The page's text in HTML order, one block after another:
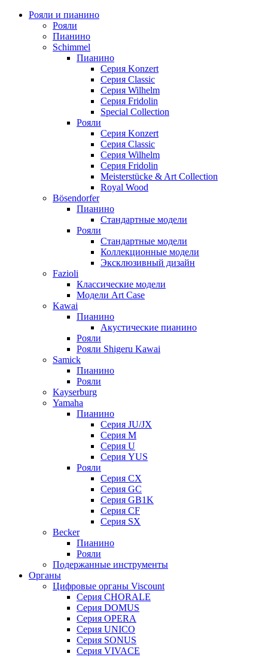
Рояли и пианино
Рояли
Пианино
Schimmel
Пианино
Серия Konzert
Серия Classic
Серия Wilhelm
Серия Fridolin
Special Collection
Рояли
Серия Konzert
Серия Classic
Серия Wilhelm
Серия Fridolin
Meisterstücke & Art Collection
Royal Wood
Bösendorfer
Пианино
Стандартные модели
Рояли
Стандартные модели
Коллекционные модели
Эксклюзивный дизайн
Fazioli
Классические модели
Модели Art Case
Kawai
Пианино
Акустические пианино
Рояли
Рояли Shigeru Kawai
Samick
Пианино
Рояли
Kayserburg
Yamaha
Пианино
Серия JU/JX
Серия M
Серия U
Серия YUS
Рояли
Серия CX
Серия GC
Серия GB1K
Серия CF
Серия SX
Becker
Пианино
Рояли
Подержанные инструменты
Органы
Цифровые органы Viscount
Серия CHORALE
Серия DOMUS
Серия OPERA
Серия UNICO
Серия SONUS
Серия VIVACE